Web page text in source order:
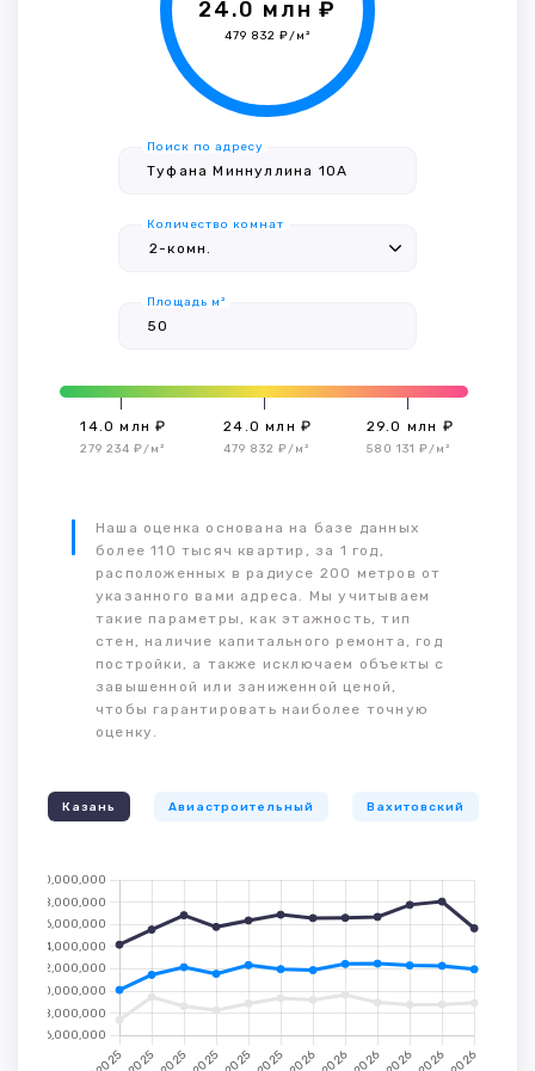
24.0 млн ₽
479 832 ₽/м²
Поиск по адресу
Количество комнат
Площадь м²
14.0 млн ₽
279 234 ₽/м²
24.0 млн ₽
479 832 ₽/м²
29.0 млн ₽
580 131 ₽/м²
Наша оценка основана на базе данных
более 110 тысяч квартир, за 1 год,
расположенных в радиусе 200 метров от
указанного вами адреса. Мы учитываем
такие параметры, как этажность, тип
стен, наличие капитального ремонта, год
постройки, а также исключаем объекты с
завышенной или заниженной ценой,
чтобы гарантировать наиболее точную
оценку.
Казань Авиастроительный Вахитовский